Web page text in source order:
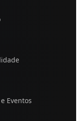
Eventos